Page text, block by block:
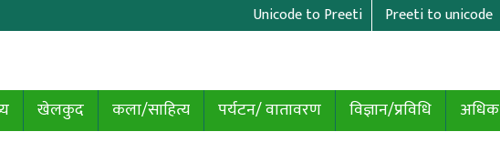
Unicode to Preeti Preeti to unicode
खेलकुद कला/साहित्य पर्यटन/ वातावरण विज्ञान/प्रविधि अधिक